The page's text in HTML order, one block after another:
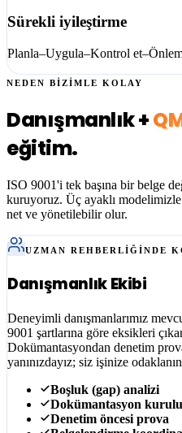
Sürekli iyileştirme
Planla–Uygula–Kontrol
NEDEN BİZİMLE KOLAY
Danışmanlık +
eğitim.
ISO 9001'i tek başına bir belge
kuruyoruz. Üç ayaklı
net ve yönetilebilir olur.
UZMAN REHBERLIĞINDE
Danışmanlık Ekibi
Deneyimli danışmanlarımız
9001 şartlarına göre eksikleri
Dokümantasyondan denetim
yanınızdayız; siz işinize
Boşluk (gap) analizi
Dokümantasyon
Denetim öncesi prova